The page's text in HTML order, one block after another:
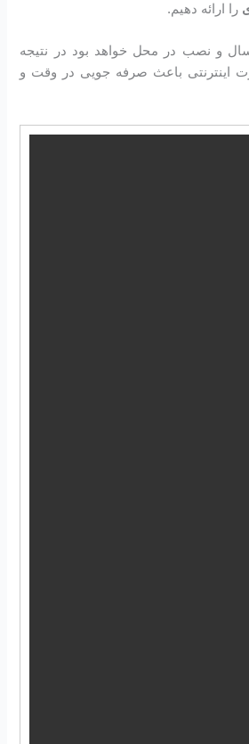
را ارائه دهیم.
و نصب در محل خواهد بود در نتیجه
اینترنتی باعث صرفه جویی در وقت و